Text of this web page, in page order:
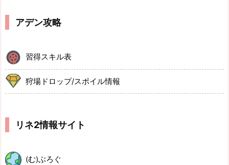
アデン攻略
習得スキル表
狩場ドロップ/スポイル情報
リネ2情報サイト
(む)ぶろぐ